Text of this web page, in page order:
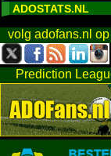
ADOSTATS.NL
volg adofans.nl op
Prediction